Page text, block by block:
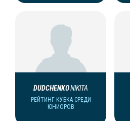
DUDCHENKONIKITA
РЕЙТИНГ КУБКА СРЕДИ
ЮНИОРОВ